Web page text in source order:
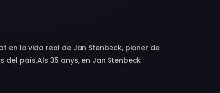
Marko-Nord, Johannes Wanselow,
Johan Mörn, Tom Eivemark, David
Gerhard Hoberstorfer, Johan
en la vida real de Jan Stenbeck, pioner de
país.Als 35 anys, en Jan Stenbeck
York i un romanç amb la socialité Merrill
el lideratge de Kinnevik, l’imperi industrial